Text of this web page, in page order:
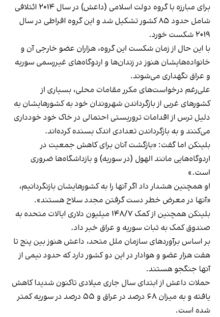
برای مبارزه با گروه دولت اسلامی (داعش) در سال ۲۰۱۴ ائتلافی
شامل حدود ۸۵ کشور تشکیل شد و این گروه افراطی در سال
۲۰۱۹ شکست خورد.
با این حال از زمان شکست این گروه، هزاران عضو خارجی آن و
خانواده‌هایشان هنوز در زندان‌ها و اردوگاه‌های غیررسمی سوریه
و عراق نگهداری می‌شوند.
علی‌رغم درخواست‌های مکرر مقامات محلی، بسیاری از
کشورهای غربی از بازگرداندن شهروندان خود به کشورهایشان به
دلیل ترس از اقدامات تروریستی احتمالی در خاک خود خودداری
می‌کنند و به بازگرداندن تعدادی اندک بسنده کرده‌اند.
بلینکن اما گفت: «بازگشت آنان برای کاهش جمعیت در
اردوگاه‌هایی مانند الهول (در سوریه) و بازداشگاه‌ها ضروری
است.»
او همچنین هشدار داد اگر آنها را به کشورهایشان بازنگردانیم،
«آنها در معرض خطر دست گرفتن مجدد سلاح هستند».
بلینکن همچنین از کمک ۱۴۸/۷ میلیون دلاری ایالات متحده به
صندوق کمک به ثبات سوریه و عراق خبر داد.
بر اساس برآوردهای سازمان ملل متحد، داعش هنوز بین پنج تا
هفت هزار عضو و هوادار در این دو کشور دارد که حدود نیمی از
آنها جنگجو هستند.
حملات داعش از ابتدای سال جاری میلادی تاکنون شدیدا کاهش
یافته و به میزان ۶۸ درصد در عراق و ۵۵ درصد در سوریه کمتر
شده است.